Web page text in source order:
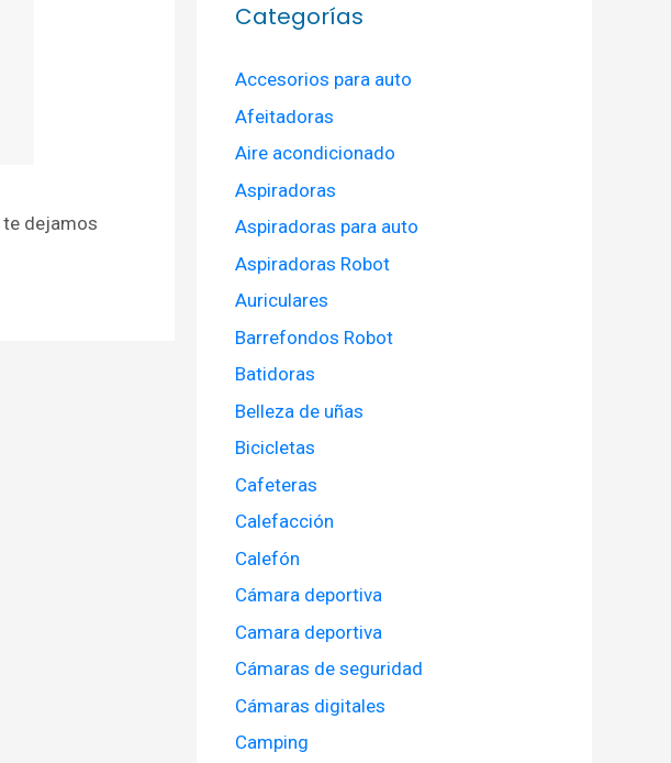
te dejamos
Categorías
Accesorios para auto
Afeitadoras
Aire acondicionado
Aspiradoras
Aspiradoras para auto
Aspiradoras Robot
Auriculares
Barrefondos Robot
Batidoras
Belleza de uñas
Bicicletas
Cafeteras
Calefacción
Calefón
Cámara deportiva
Camara deportiva
Cámaras de seguridad
Cámaras digitales
Camping